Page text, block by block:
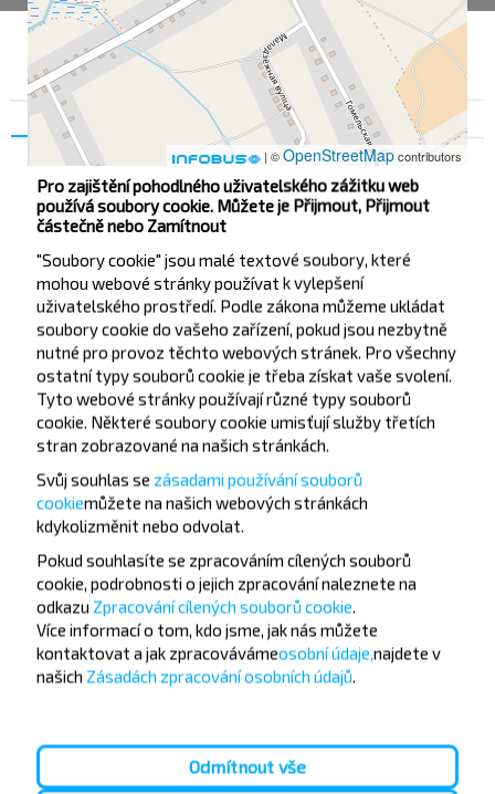
| ©OpenStreetMapcontributors
Губичи
Chcete cestovat
levněji?
Nenechte si ujít akce, slevy a další zajímavé nabídky
od společnosti INFOBUS. Přihlaste se k odběru
Přihlásit se
Souhlas Podrobnosti na O nás
Pro zajištění pohodlného uživatelského zážitku web
používá soubory cookie. Můžete je Přijmout, Přijmout
částečně nebo Zamítnout
"Soubory cookie" jsou malé textové soubory, které
mohou webové stránky používat k vylepšení
uživatelského prostředí. Podle zákona můžeme ukládat
soubory cookie do vašeho zařízení, pokud jsou nezbytně
nutné pro provoz těchto webových stránek. Pro všechny
ostatní typy souborů cookie je třeba získat vaše svolení.
Tyto webové stránky používají různé typy souborů
cookie. Některé soubory cookie umisťují služby třetích
stran zobrazované na našich stránkách.
Svůj souhlas se zásadami používání souborů
cookiemůžete na našich webových stránkách
kdykolizměnit nebo odvolat.
Pokud souhlasíte se zpracováním cílených souborů
cookie, podrobnosti o jejich zpracování naleznete na
odkazu Zpracování cílených souborů cookie.
Více informací o tom, kdo jsme, jak nás můžete
kontaktovat a jak zpracovávámeosobní údaje,najdete v
našich Zásadách zpracování osobních údajů.
Odmítnout vše